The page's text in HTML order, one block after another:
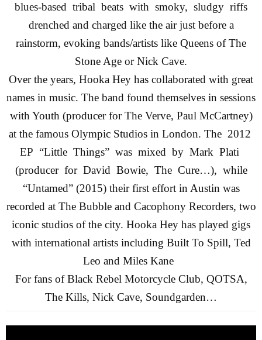
blues-based tribal beats with smoky, sludgy riffs
drenched and charged like the air just before a
rainstorm, evoking bands/artists like Queens of The
Stone Age or Nick Cave.
Over the years, Hooka Hey has collaborated with great
names in music. The band found themselves in sessions
with Youth (producer for The Verve, Paul McCartney)
at the famous Olympic Studios in London. The 2012
EP “Little Things” was mixed by Mark Plati
(producer for David Bowie, The Cure…), while
“Untamed” (2015) their first effort in Austin was
recorded at The Bubble and Cacophony Recorders, two
iconic studios of the city. Hooka Hey has played gigs
with international artists including Built To Spill, Ted
Leo and Miles Kane
For fans of Black Rebel Motorcycle Club, QOTSA,
The Kills, Nick Cave, Soundgarden…